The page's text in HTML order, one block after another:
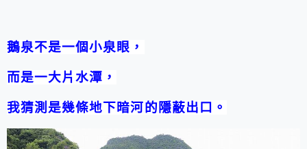
鵝泉不是一個小泉眼，
而是一大片水潭，
我猜測是幾條地下暗河的隱蔽出口。